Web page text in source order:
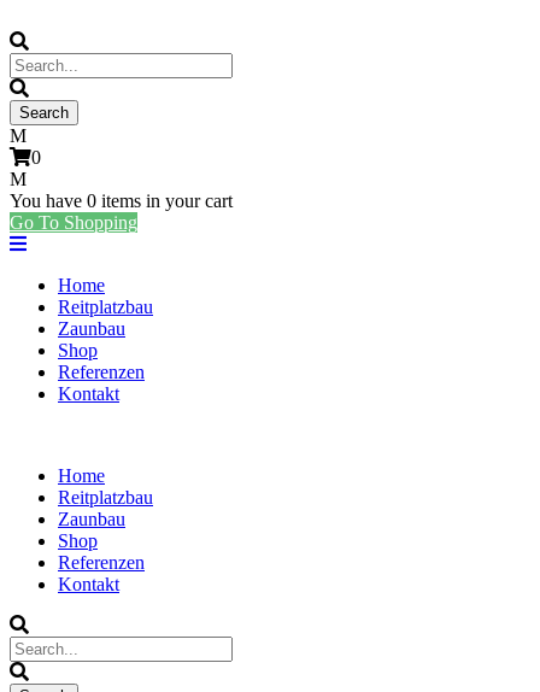
0
You have 0 items in your cart
Go To Shopping
Home
Reitplatzbau
Zaunbau
Shop
Referenzen
Kontakt
Home
Reitplatzbau
Zaunbau
Shop
Referenzen
Kontakt